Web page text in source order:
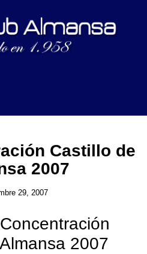
Castillo de
2007
29, 2007
2007